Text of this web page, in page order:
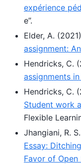
expérience
e”.
Elder, A.
assignment:
Hendricks, C.
assignments
Hendricks, C.
Student work
Flexible
Jhangiani, R.
Essay:
Favor of Open